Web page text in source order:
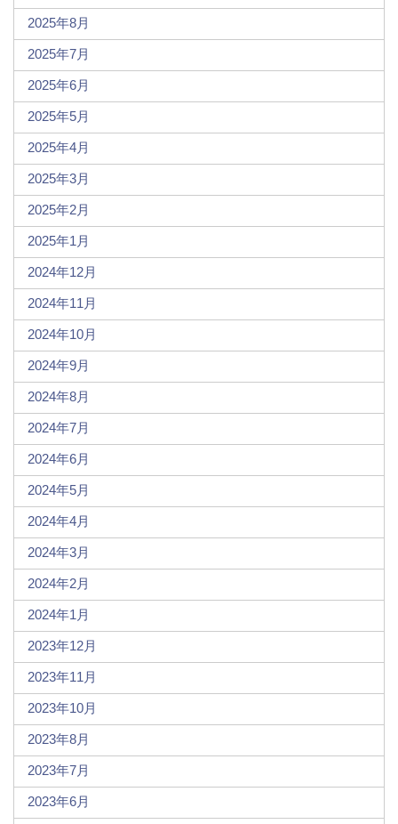
2025年8月
2025年7月
2025年6月
2025年5月
2025年4月
2025年3月
2025年2月
2025年1月
2024年12月
2024年11月
2024年10月
2024年9月
2024年8月
2024年7月
2024年6月
2024年5月
2024年4月
2024年3月
2024年2月
2024年1月
2023年12月
2023年11月
2023年10月
2023年8月
2023年7月
2023年6月